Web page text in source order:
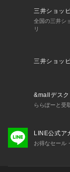
三井ショッ
全国の三井シ
リ
三井ショッ
&mallデスク
ららぽーと受
LINE公式ア
お得なセール